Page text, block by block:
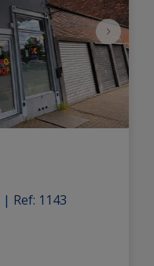
| Ref: 1143